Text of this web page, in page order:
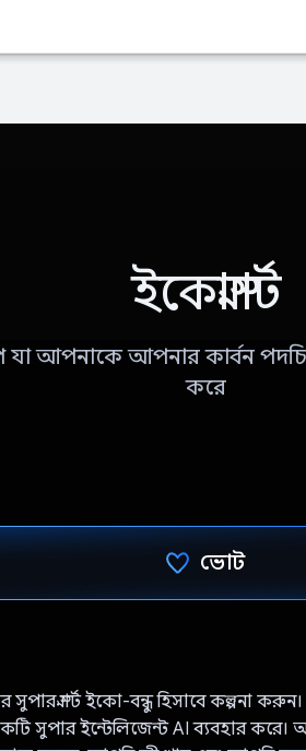
ইকোস্মার্ট
আপনাকে আপনার কার্বন
করে
ভোট
স্মার্ট ইকো-বন্ধু হিসাবে কল্পনা
সুপার ইন্টেলিজেন্ট AI ব্যবহার করে।